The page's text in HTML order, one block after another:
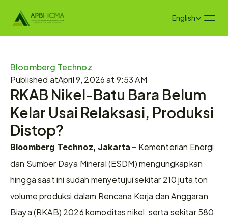
Select Language
English
Bloomberg Technoz
Published atApril 9, 2026 at 9:53 AM
RKAB Nikel-Batu Bara Belum
Kelar Usai Relaksasi, Produksi
Distop?
Bloomberg Technoz, Jakarta – Kementerian Energi
dan Sumber Daya Mineral (ESDM) mengungkapkan
hingga saat ini sudah menyetujui sekitar 210 juta ton
volume produksi dalam Rencana Kerja dan Anggaran
Biaya (RKAB) 2026 komoditas nikel, serta sekitar 580